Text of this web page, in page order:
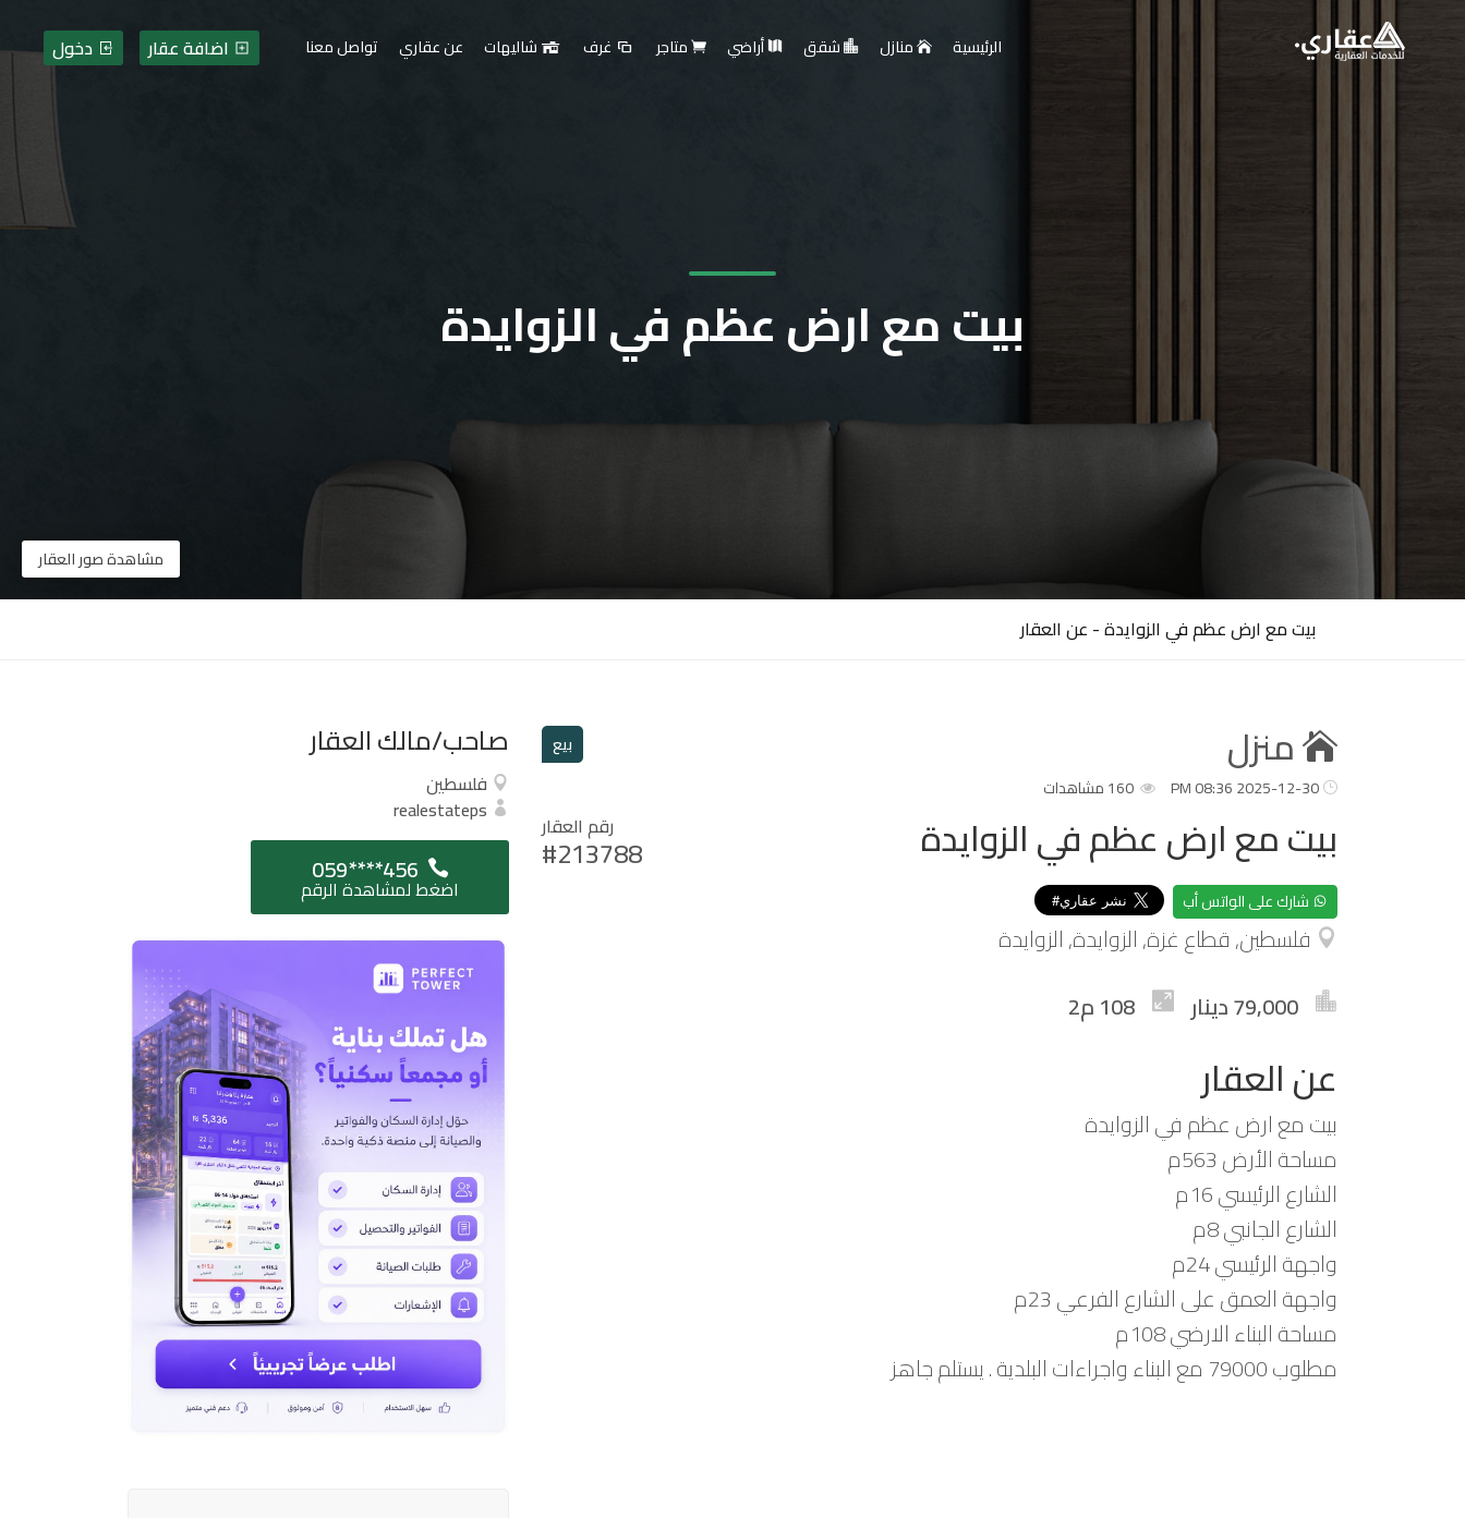
بيت مع ارض عظم في الزوايدة
مشاهدة صور العقار
بيت مع ارض عظم في الزوايدة - عن العقار
منزل
بيع
بيت مع ارض عظم في الزوايدة رقم العقار
#213788
شارك على الواتس أب
فلسطين, قطاع غزة, الزوايدة, الزوايدة
79,000 دينار
108 م2
عن العقار
بيت مع ارض عظم في الزوايدة
مساحة الأرض 563م
الشارع الرئيسي 16م
الشارع الجانبي 8م
واجهة الرئيسي 24م
واجهة العمق على الشارع الفرعي 23م
مساحة البناء الارضي 108م
مطلوب 79000 مع البناء واجراءات البلدية . يستلم جاهز
صاحب/مالك العقار
فلسطين
realestateps
059****456
اضغط لمشاهدة الرقم
دخول اضافة عقار الرئيسية منازل شقق أراضي متاجر غرف شاليهات عن عقاري تواصل معنا